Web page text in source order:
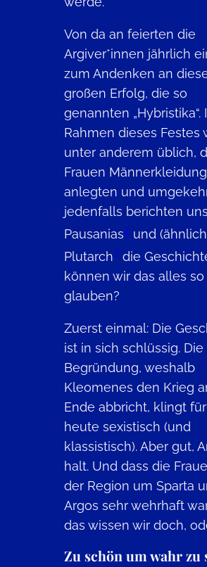
Von da an feierten die
Argiver*innen jährlich
zum Andenken an
großen Erfolg, die so
genannten „Hybristika“.
Rahmen dieses Festes
unter anderem üblich,
Frauen Männerkleidung
anlegten und
jedenfalls berichten uns
Pausanias2 und
Plutarch3 die
können wir das alles so
glauben?
Zuerst einmal: Die
ist in sich schlüssig. Die
Begründung, weshalb
Kleomenes den Krieg
Ende abbricht, klingt
heute sexistisch (und
klassistisch). Aber gut,
halt. Und dass die
der Region um Sparta
Argos sehr wehrhaft
das wissen wir doch,
Zu schön um wahr zu